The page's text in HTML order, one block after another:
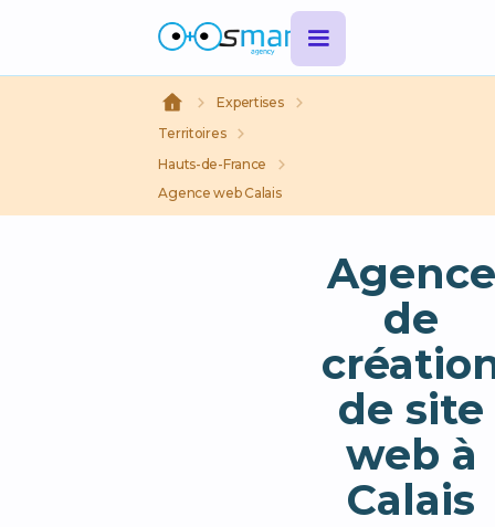
Expertises
Territoires
Hauts-de-France
Agence web Calais
Agence
de
de site
web à
Calais